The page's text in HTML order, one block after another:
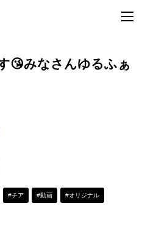
t
o
e
n
😘みなさんゆるふぁ
#チア #動画 #オリジナル